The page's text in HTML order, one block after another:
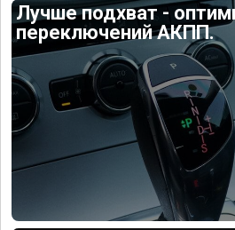
Лучше подхват -
переключений АКПП.